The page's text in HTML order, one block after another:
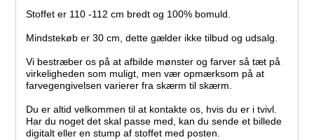
Stoffet er 110 -112 cm bredt og 100% bomuld.
Mindstekøb er 30 cm, dette gælder ikke tilbud og udsalg.
Vi bestræber os på at afbilde mønster og farver så tæt på
virkeligheden som muligt, men vær opmærksom på at
farvegengivelsen varierer fra skærm til skærm.
Du er altid velkommen til at kontakte os, hvis du er i tvivl.
Har du noget det skal passe med, kan du sende et billede
digitalt eller en stump af stoffet med posten.